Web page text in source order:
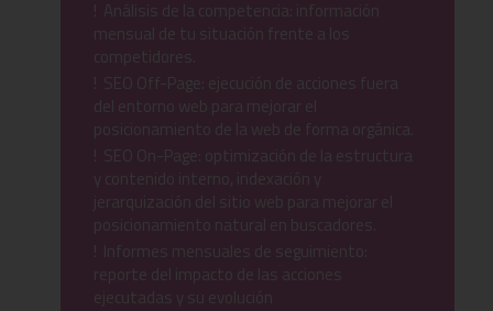
! Análisis de la competencia: información
mensual de tu situación frente a los
competidores.
! SEO Off-Page: ejecución de acciones fuera
del entorno web para mejorar el
posicionamiento de la web de forma orgánica.
! SEO On-Page: optimización de la estructura
y contenido interno, indexación y
jerarquización del sitio web para mejorar el
posicionamiento natural en buscadores.
! Informes mensuales de seguimiento:
reporte del impacto de las acciones
ejecutadas y su evolución